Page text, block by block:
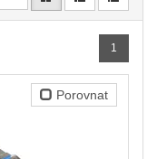
1
Porovnat